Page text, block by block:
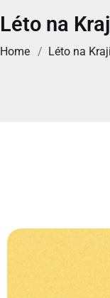
Léto na
Home Léto na Kraji